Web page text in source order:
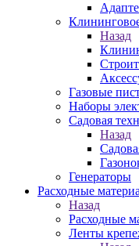
Назад
Газовые
Наборы
Садовая
Назад
Генераторы
Расходные
Назад
Расходные
Ленты